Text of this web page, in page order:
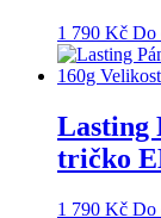
1 790 Kč Do
Lasting
tričko
1 790 Kč Do